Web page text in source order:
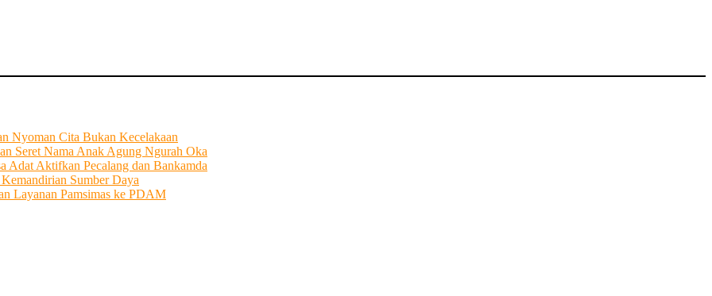
Nyoman Cita Bukan Kecelakaan
Seret Nama Anak Agung Ngurah Oka
Aktifkan Pecalang dan Bankamda
Sumber Daya
Layanan Pamsimas ke PDAM